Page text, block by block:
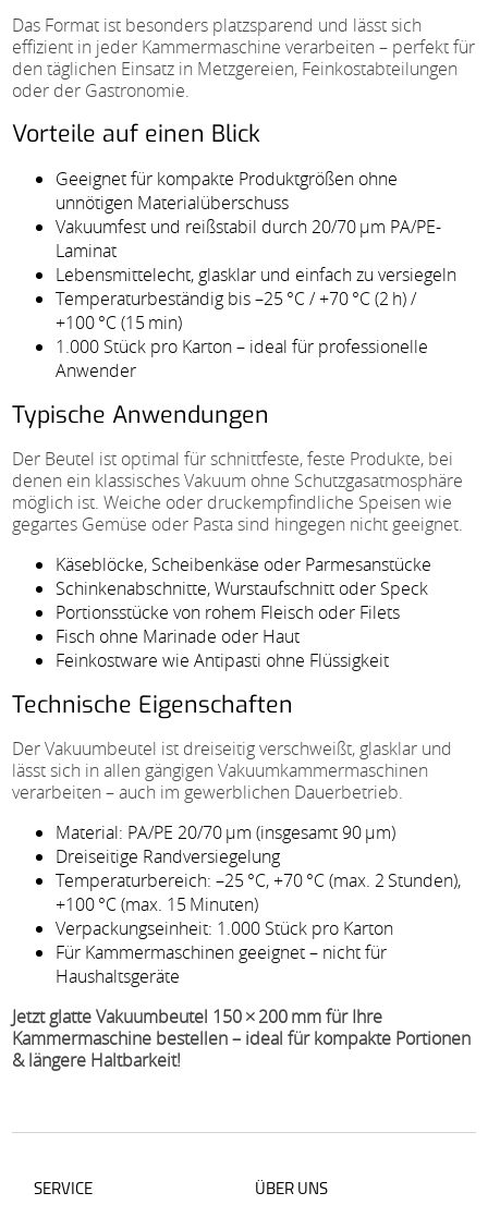
Das Format ist besonders platzsparend und lässt sich
effizient in jeder Kammermaschine verarbeiten – perfekt für
den täglichen Einsatz in Metzgereien, Feinkostabteilungen
oder der Gastronomie.
Vorteile auf einen Blick
Geeignet für kompakte Produktgrößen ohne
unnötigen Materialüberschuss
Vakuumfest und reißstabil durch 20/70 µm PA/PE-
Laminat
Lebensmittelecht, glasklar und einfach zu versiegeln
Temperaturbeständig bis –25 °C / +70 °C (2 h) /
+100 °C (15 min)
1.000 Stück pro Karton – ideal für professionelle
Anwender
Typische Anwendungen
Der Beutel ist optimal für schnittfeste, feste Produkte, bei
denen ein klassisches Vakuum ohne Schutzgasatmosphäre
möglich ist. Weiche oder druckempfindliche Speisen wie
gegartes Gemüse oder Pasta sind hingegen nicht geeignet.
Käseblöcke, Scheibenkäse oder Parmesanstücke
Schinkenabschnitte, Wurstaufschnitt oder Speck
Portionsstücke von rohem Fleisch oder Filets
Fisch ohne Marinade oder Haut
Feinkostware wie Antipasti ohne Flüssigkeit
Technische Eigenschaften
Der Vakuumbeutel ist dreiseitig verschweißt, glasklar und
lässt sich in allen gängigen Vakuumkammermaschinen
verarbeiten – auch im gewerblichen Dauerbetrieb.
Material: PA/PE 20/70 µm (insgesamt 90 µm)
Dreiseitige Randversiegelung
Temperaturbereich: –25 °C, +70 °C (max. 2 Stunden),
+100 °C (max. 15 Minuten)
Verpackungseinheit: 1.000 Stück pro Karton
Für Kammermaschinen geeignet – nicht für
Haushaltsgeräte
Jetzt glatte Vakuumbeutel 150 × 200 mm für Ihre
Kammermaschine bestellen – ideal für kompakte Portionen
& längere Haltbarkeit!
SERVICE ÜBER UNS